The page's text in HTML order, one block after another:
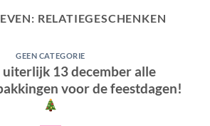
RELATIEGESCHENKEN
GEEN CATEGORIE
uiterlijk 13 december alle
voor de feestdagen!